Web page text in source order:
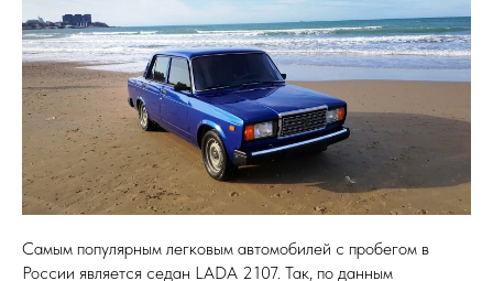
Самым популярным легковым автомобилей с пробегом в
России является седан LADA 2107. Так, по данным